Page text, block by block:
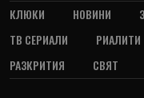
КЛЮКИ НОВИНИ
ТВ СЕРИАЛИ
РИАЛИТИ
РАЗКРИТИЯ
СВЯТ